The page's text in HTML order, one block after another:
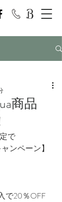
商品
で
ンペーン】
で20％OFF